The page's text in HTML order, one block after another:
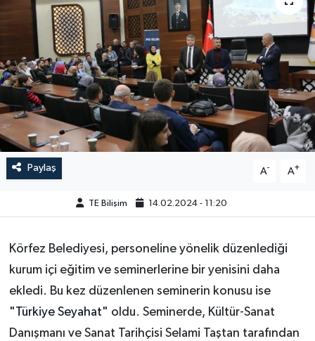
Paylaş A- A+
TE Bilişim 14.02.2024 - 11:20
Körfez Belediyesi, personeline yönelik düzenlediği
kurum içi eğitim ve seminerlerine bir yenisini daha
ekledi. Bu kez düzenlenen seminerin konusu ise
"Türkiye Seyahat" oldu. Seminerde, Kültür-Sanat
Danışmanı ve Sanat Tarihçisi Selami Taştan tarafından